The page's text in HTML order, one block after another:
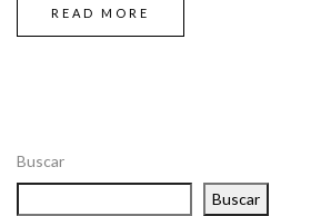
Buscar
Buscar
READ MORE